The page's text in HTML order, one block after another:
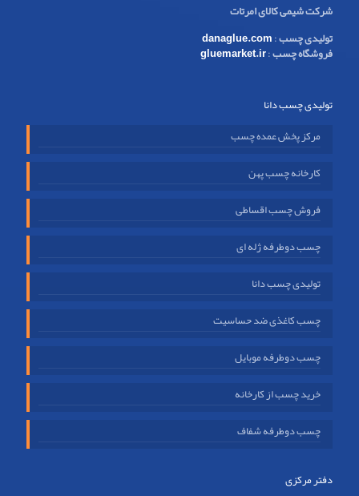
شرکت شیمی کالای امرتات
تولیدی چسب:
danaglue.com
فروشگاه چسب:
gluemarket.ir
تولیدی چسب دانا
مرکز پخش عمده چسب
کارخانه چسب پهن
فروش چسب اقساطی
چسب دوطرفه ژله ای
تولیدی چسب دانا
چسب کاغذی ضد حساسیت
چسب دوطرفه موبایل
خرید چسب از کارخانه
چسب دوطرفه شفاف
دفتر مرکزی